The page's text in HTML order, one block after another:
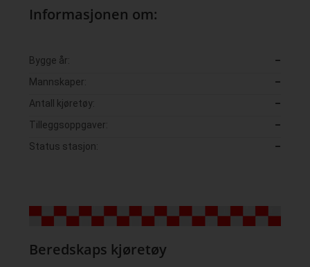
Informasjonen om:
Bygge år:
–
Mannskaper:
–
Antall kjøretøy:
–
Tilleggsoppgaver:
–
Status stasjon:
–
Beredskaps kjøretøy